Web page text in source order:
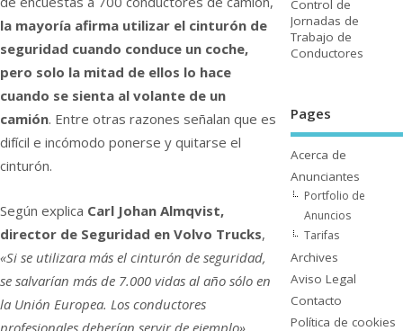
la mayorí­a afirma utilizar el cinturón de
seguridad cuando conduce un coche,
pero solo la mitad de ellos lo hace
cuando se sienta al volante de un
camión. Entre otras razones señalan que es
difí­cil e incómodo ponerse y quitarse el
cinturón.
Según explica Carl Johan Almqvist,
director de Seguridad en Volvo Trucks,
«Si se utilizara más el cinturón de seguridad,
se salvarí­an más de 7.000 vidas al año sólo en
la Unión Europea. Los conductores
Control de
Jornadas de
Trabajo de
Conductores
Pages
Acerca de
Anunciantes
Portfolio de
Anuncios
Tarifas
Archives
Aviso Legal
Contacto
Polí­tica de cookies